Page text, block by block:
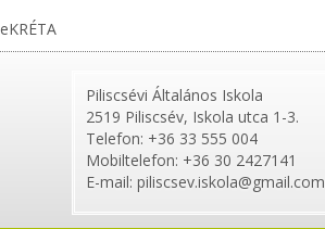
eKRÉTA
Piliscsévi Általános Iskola
2519 Piliscsév, Iskola utca 1-3.
Telefon: +36 33 555 004
Mobiltelefon: +36 30 2427141
E-mail: piliscsev.iskola@gmail.com